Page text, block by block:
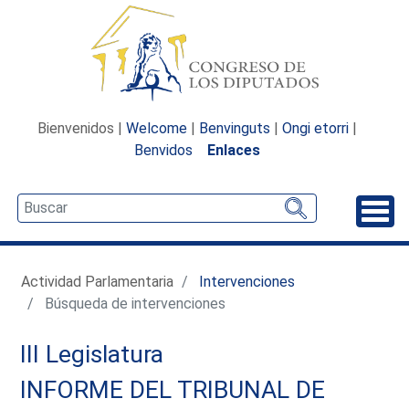
Bienvenidos | Welcome | Benvinguts | Ongi etorri |
Benvidos
Enlaces
Actividad Parlamentaria
Intervenciones
Búsqueda de intervenciones
III Legislatura
INFORME DEL TRIBUNAL DE